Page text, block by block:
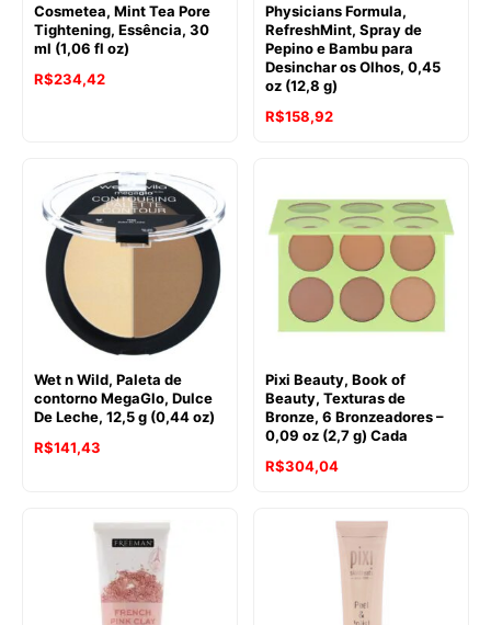
Cosmetea, Mint Tea Pore
Tightening, Essência, 30
ml (1,06 fl oz)
R$234,42
Physicians Formula,
RefreshMint, Spray de
Pepino e Bambu para
Desinchar os Olhos, 0,45
oz (12,8 g)
R$158,92
Wet n Wild, Paleta de
contorno MegaGlo, Dulce
De Leche, 12,5 g (0,44 oz)
R$141,43
Pixi Beauty, Book of
Beauty, Texturas de
Bronze, 6 Bronzeadores –
0,09 oz (2,7 g) Cada
R$304,04